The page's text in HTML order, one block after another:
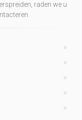
raden we u